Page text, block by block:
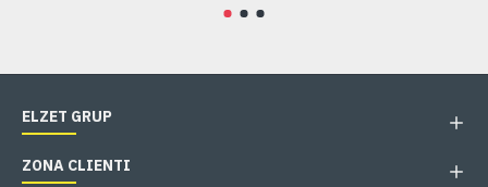
ELZET GRUP
ZONA CLIENTI